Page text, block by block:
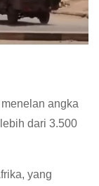
angka
dari 3.500
yang